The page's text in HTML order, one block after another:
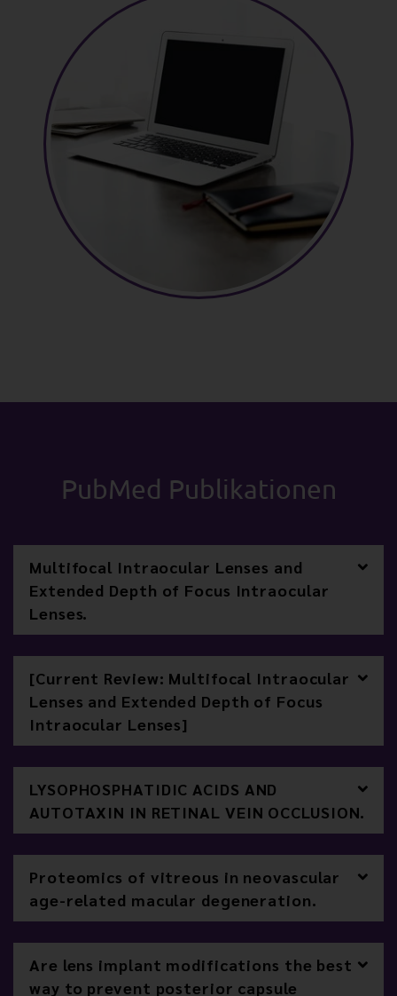
PubMed Publikationen
Multifocal Intraocular Lenses and
Extended Depth of Focus Intraocular
Lenses.
[Current Review: Multifocal Intraocular
Lenses and Extended Depth of Focus
Intraocular Lenses]
LYSOPHOSPHATIDIC ACIDS AND
AUTOTAXIN IN RETINAL VEIN OCCLUSION.
Proteomics of vitreous in neovascular
age-related macular degeneration.
Are lens implant modifications the best
way to prevent posterior capsule